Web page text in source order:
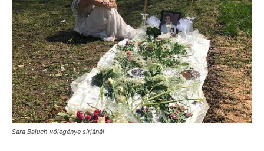
Sara Baluch vőlegénye sírjánál